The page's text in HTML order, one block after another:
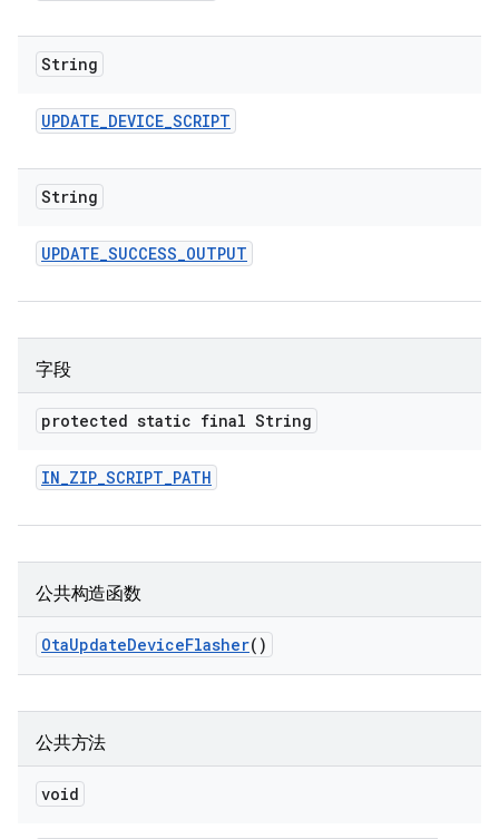
String
UPDATE_DEVICE_SCRIPT
String
UPDATE_SUCCESS_OUTPUT
字段
protected static final String
IN_ZIP_SCRIPT_PATH
公共构造函数
OtaUpdateDeviceFlasher()
公共方法
void